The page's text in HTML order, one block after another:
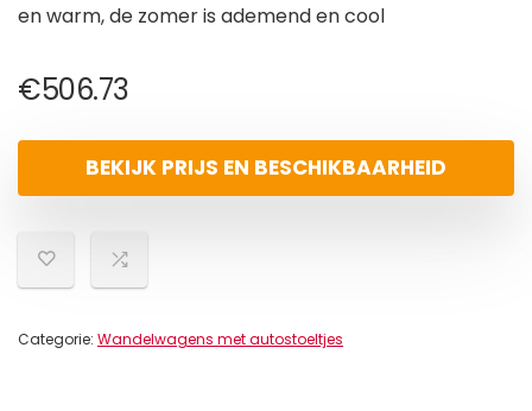
en warm, de zomer is ademend en cool
€506.73
BEKIJK PRIJS EN BESCHIKBAARHEID
Categorie: Wandelwagens met autostoeltjes